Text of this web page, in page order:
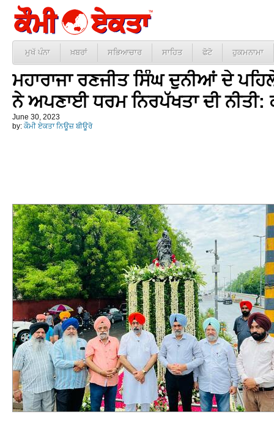
ਮੁਖੱ ਪੰਨਾ ਖ਼ਬਰਾਂ ਸਭਿਆਚਾਰ ਸਾਹਿਤ ਫੋਟੋ ਹੁਕਮਨਾਮਾ
ਮਹਾਰਾਜਾ ਰਣਜੀਤ ਸਿੰਘ ਦੁਨੀਆਂ ਦੇ
ਨੇ ਅਪਣਾਈ ਧਰਮ ਨਿਰਪੱਖਤਾ ਦੀ ਨੀਤੀ:
June 30, 2023
by: ਕੌਮੀ ਏਕਤਾ ਨਿਊਜ਼ ਬੀਊਰੋ